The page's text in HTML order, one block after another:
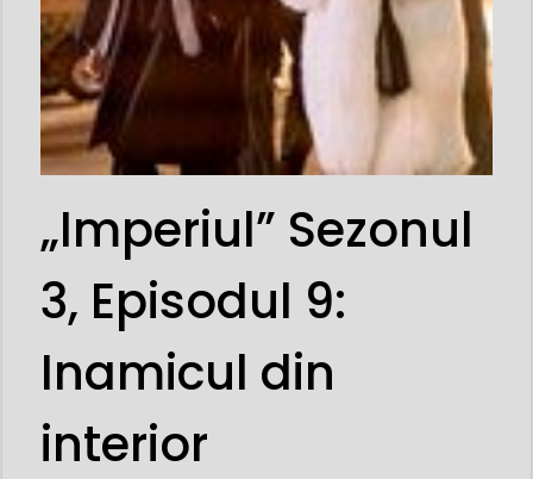
„Imperiul” Sezonul
3, Episodul 9:
Inamicul din
interior